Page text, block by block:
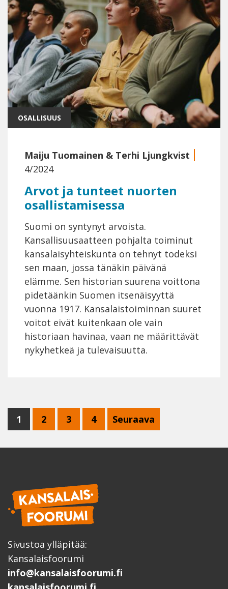
OSALLISUUS
Maiju Tuomainen & Terhi Ljungkvist
4/2024
Arvot ja tunteet nuorten
osallistamisessa
Suomi on syntynyt arvoista.
Kansallisuusaatteen pohjalta toiminut
kansalaisyhteiskunta on tehnyt todeksi
sen maan, jossa tänäkin päivänä
elämme. Sen historian suurena voittona
pidetäänkin Suomen itsenäisyyttä
vuonna 1917. Kansalaistoiminnan suuret
voitot eivät kuitenkaan ole vain
historiaan havinaa, vaan ne määrittävät
nykyhetkeä ja tulevaisuutta.
1 2 3 4 Seuraava
Sivustoa ylläpitää:
Kansalaisfoorumi
info@kansalaisfoorumi.fi